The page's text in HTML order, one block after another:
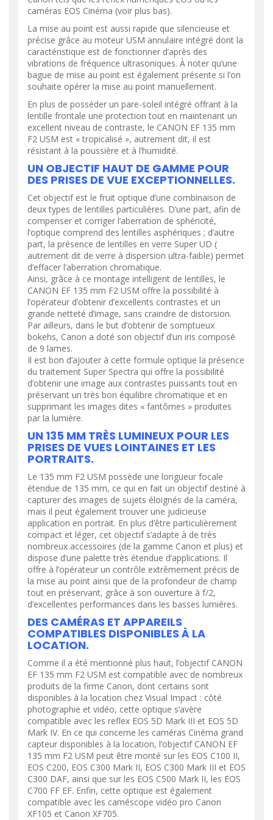
caméras EOS Cinéma (voir plus bas).
La mise au point est aussi rapide que silencieuse et
précise grâce au moteur USM annulaire intégré dont la
caractéristique est de fonctionner d’après des
vibrations de fréquence ultrasoniques. À noter qu’une
bague de mise au point est également présente si l’on
souhaite opérer la mise au point manuellement.
En plus de posséder un pare-soleil intégré offrant à la
lentille frontale une protection tout en maintenant un
excellent niveau de contraste, le CANON EF 135 mm
F2 USM est « tropicalisé », autrement dit, il est
résistant à la poussière et à l’humidité.
UN OBJECTIF HAUT DE GAMME POUR
DES PRISES DE VUE EXCEPTIONNELLES.
Cet objectif est le fruit optique d’une combinaison de
deux types de lentilles particulières. D’une part, afin de
compenser et corriger l’aberration de sphéricité,
l’optique comprend des lentilles asphériques ; d’autre
part, la présence de lentilles en verre Super UD (
autrement dit de verre à dispersion ultra-faible) permet
d’effacer l’aberration chromatique.
Ainsi, grâce à ce montage intelligent de lentilles, le
CANON EF 135 mm F2 USM offre la possibilité à
l’opérateur d’obtenir d’excellents contrastes et un
grande netteté d’image, sans craindre de distorsion.
Par ailleurs, dans le but d’obtenir de somptueux
bokehs, Canon a doté son objectif d’un iris composé
de 9 lames.
Il est bon d’ajouter à cette formule optique la présence
du traitement Super Spectra qui offre la possibilité
d’obtenir une image aux contrastes puissants tout en
préservant un très bon équilibre chromatique et en
supprimant les images dites « fantômes » produites
par la lumière.
UN 135 MM TRÈS LUMINEUX POUR LES
PRISES DE VUES LOINTAINES ET LES
PORTRAITS.
Le 135 mm F2 USM possède une longueur focale
étendue de 135 mm, ce qui en fait un objectif destiné à
capturer des images de sujets éloignés de la caméra,
mais il peut également trouver une judicieuse
application en portrait. En plus d’être particulièrement
compact et léger, cet objectif s’adapte à de très
nombreux accessoires (de la gamme Canon et plus) et
dispose d’une palette très étendue d’applications. Il
offre à l’opérateur un contrôle extrêmement précis de
la mise au point ainsi que de la profondeur de champ
tout en préservant, grâce à son ouverture à f/2,
d’excellentes performances dans les basses lumières.
DES CAMÉRAS ET APPAREILS
COMPATIBLES DISPONIBLES À LA
LOCATION.
Comme il a été mentionné plus haut, l’objectif CANON
EF 135 mm F2 USM est compatible avec de nombreux
produits de la firme Canon, dont certains sont
disponibles à la location chez Visual Impact : côté
photographie et vidéo, cette optique s’avère
compatible avec les reflex EOS 5D Mark III et EOS 5D
Mark IV. En ce qui concerne les caméras Cinéma grand
capteur disponibles à la location, l’objectif CANON EF
135 mm F2 USM peut être monté sur les EOS C100 II,
EOS C200, EOS C300 Mark II, EOS C300 Mark III et EOS
C300 DAF, ainsi que sur les EOS C500 Mark II, les EOS
C700 FF EF. Enfin, cette optique est également
compatible avec les caméscope vidéo pro Canon
XF105 et Canon XF705.